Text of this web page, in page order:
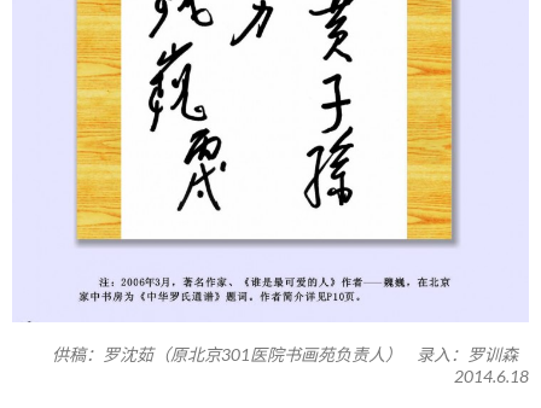
供稿：罗沈茹（原北京301医院书画苑负责人） 录入：罗训森
2014.6.18